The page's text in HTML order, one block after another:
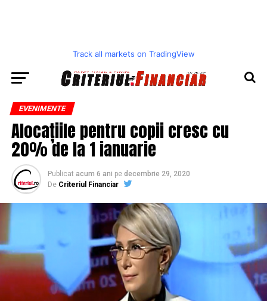
Track all markets on TradingView
EVENIMENTE
Alocațiile pentru copii cresc cu
20% de la 1 ianuarie
Publicat acum 6 ani pe decembrie 29, 2020
De Criteriul Financiar